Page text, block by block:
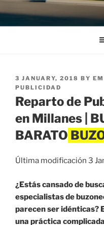
POSTED
ON
3 JANUARY, 2018 BY
PUBLICIDAD
Reparto de
en Millanes |
BARATO
Última modificación 3
¿Estás cansado de
especialistas de
parecen ser idénticas?
una práctica